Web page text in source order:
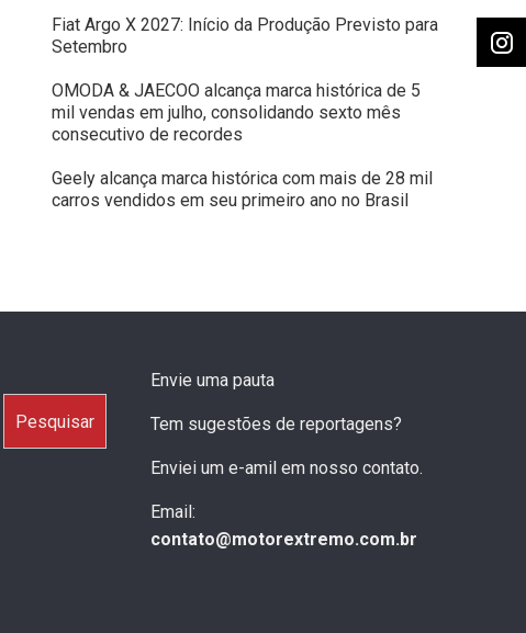
Fiat Argo X 2027: Início da Produção Previsto para
Setembro
OMODA & JAECOO alcança marca histórica de 5
mil vendas em julho, consolidando sexto mês
consecutivo de recordes
Geely alcança marca histórica com mais de 28 mil
carros vendidos em seu primeiro ano no Brasil
Pesquisar
Envie uma pauta
Tem sugestões de reportagens?
Enviei um e-amil em nosso contato.
Email:
contato@motorextremo.com.br